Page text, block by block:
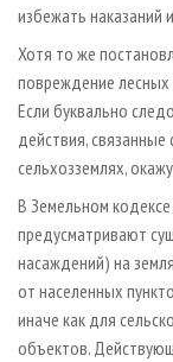
избежать наказаний
Хотя то же
повреждение лесных
Если буквально
действия,
сельхозземлях,
В Земельном
предусматривают
насаждений) на
от населенных
иначе как для
объектов.